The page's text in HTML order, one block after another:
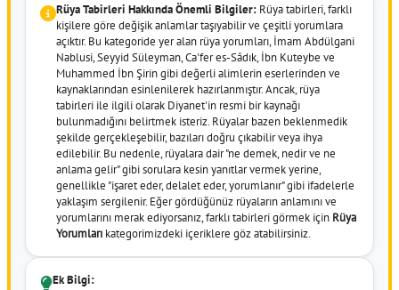
Rüya Tabirleri Hakkında Önemli Bilgiler: Rüya tabirleri, farklı
kişilere göre değişik anlamlar taşıyabilir ve çeşitli yorumlara
açıktır. Bu kategoride yer alan rüya yorumları, İmam Abdülgani
Nablusi, Seyyid Süleyman, Ca'fer es-Sâdık, İbn Kuteybe ve
Muhammed İbn Şirin gibi değerli alimlerin eserlerinden ve
kaynaklarından esinlenilerek hazırlanmıştır. Ancak, rüya
tabirleri ile ilgili olarak Diyanet'in resmi bir kaynağı
bulunmadığını belirtmek isteriz. Rüyalar bazen beklenmedik
şekilde gerçekleşebilir, bazıları doğru çıkabilir veya ihya
edilebilir. Bu nedenle, rüyalara dair "ne demek, nedir ve ne
anlama gelir" gibi sorulara kesin yanıtlar vermek yerine,
genellikle "işaret eder, delalet eder, yorumlanır" gibi ifadelerle
yaklaşım sergilenir. Eğer gördüğünüz rüyaların anlamını ve
yorumlarını merak ediyorsanız, farklı tabirleri görmek için Rüya
Yorumları kategorimizdeki içeriklere göz atabilirsiniz.
Ek Bilgi: